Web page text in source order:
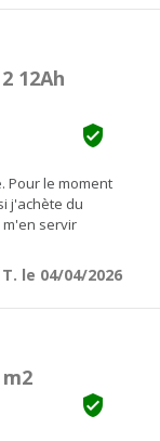
12Ah

Pour le moment
j'achète du
servir
le 04/04/2026
